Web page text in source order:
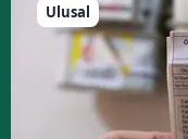
Ulusal